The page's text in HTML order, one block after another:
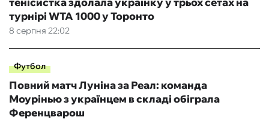
8 серпня 22:02
турнірі WTA 1000 у Торонто
Футбол
Повний матч Луніна за Реал: команда
Моурінью з українцем в складі обіграла
Ференцварош